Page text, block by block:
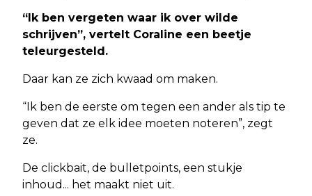
“Ik ben vergeten waar ik over wilde
schrijven”, vertelt Coraline een beetje
teleurgesteld.
Daar kan ze zich kwaad om maken.
“Ik ben de eerste om tegen een ander als tip te
geven dat ze elk idee moeten noteren”, zegt
ze.
De clickbait, de bulletpoints, een stukje
inhoud... het maakt niet uit.